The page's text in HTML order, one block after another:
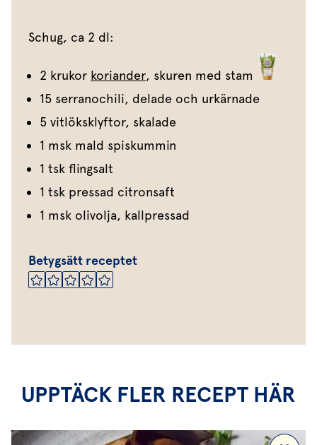
Schug, ca 2 dl:
2 krukor koriander, skuren med stam
15 serranochili, delade och urkärnade
5 vitlöksklyftor, skalade
1 msk mald spiskummin
1 tsk flingsalt
1 tsk pressad citronsaft
1 msk olivolja, kallpressad
Betygsätt receptet
UPPTÄCK FLER RECEPT HÄR